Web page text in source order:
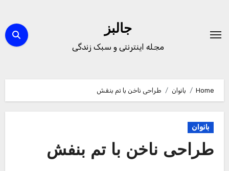
content
جالبز
مجله اینترنتی و سبک زندگی
Home بانوان طراحی ناخن با تم بنفش
بانوان
طراحی ناخن با تم بنفش